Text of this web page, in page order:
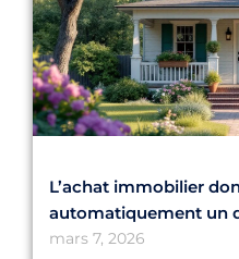
L’achat immobilier
automatiquement un
mars 7, 2026